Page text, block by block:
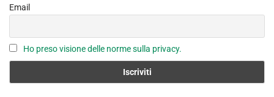
h
a
n
Email
Ho preso visione delle norme sulla privacy.